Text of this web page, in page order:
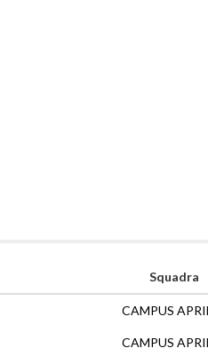
Squadra
CAMPUS
CAMPUS